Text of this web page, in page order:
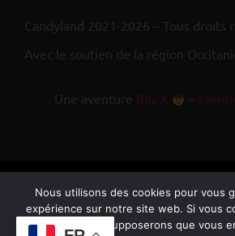
Candyland 2021-2026 – Tous droits
Avec le soutien de la région
Une aventure BIG X –
Nous utilisons des cookies pour vous
expérience sur notre site web. Si vous
site, nous supposerons que vous